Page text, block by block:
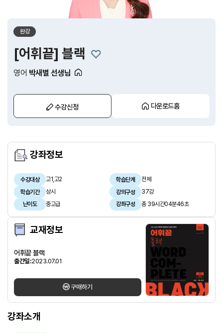
완강
[어휘끝] 블랙
영어 박새별 선생님
수강신청 다운로드홈
강좌정보
수강대상 고1,고2 학습단계
전체
학습기간
상시 강의구성
37강
난이도
중고급 강좌구성 총 39시간04분46초
교재정보
어휘끝 블랙
출간일:2023.07.01
구매하기
강좌소개